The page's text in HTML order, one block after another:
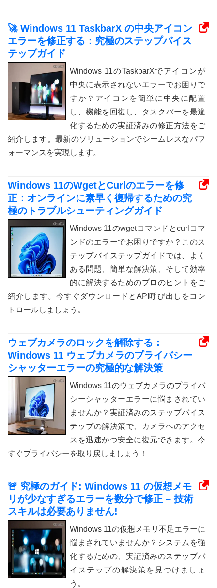
🚀 Windows 11 TaskbarX の中央アイコン
エラーを修正する：究極のステップバイス
テップガイド
Windows 11のTaskbarXでアイコンが
中央に表示されないエラーでお困りで
すか？アイコンを簡単に中央に配置
し、機能を回復し、タスクバーを最適
化するための実証済みの修正方法をご
紹介します。最新のソリューションでシームレスなパフ
ォーマンスを実現します。
Windows 11のWgetとCurlのエラーを修
正：オンラインに素早く復帰するための究
極のトラブルシューティングガイド
Windows 11のwgetコマンドとcurlコマ
ンドのエラーでお困りですか？このス
テップバイステップガイドでは、よく
ある問題、簡単な解決策、そして効率
的に解決するためのプロのヒントをご
紹介します。今すぐダウンロードとAPI呼び出しをコン
トロールしましょう。
ウェブカメラのロックを解除する：
Windows 11 ウェブカメラのプライバシー
シャッターエラーの究極的な解決策
Windows 11のウェブカメラのプライバ
シーシャッターエラーに悩まされてい
ませんか？実証済みのステップバイス
テップの解決策で、カメラへのアクセ
スを迅速かつ安全に復元できます。今
すぐプライバシーを取り戻しましょう！
🚨 究極のガイド: Windows 11 の仮想メモ
リが少なすぎるエラーを数分で修正 – 技術
スキルは必要ありません!
Windows 11の仮想メモリ不足エラーに
悩まされていませんか？システムを強
化するための、実証済みのステップバ
イステップの解決策を見つけましょ
う。